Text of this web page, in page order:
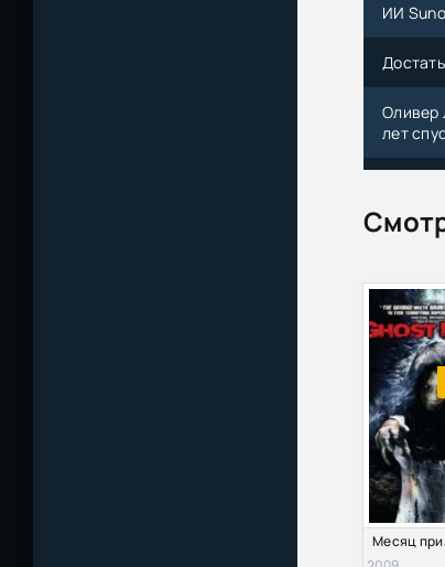
ИИ
Оливер
лет
Дуг
Оливер
лет
лет
Оливер
(2025)
Оливер
лет